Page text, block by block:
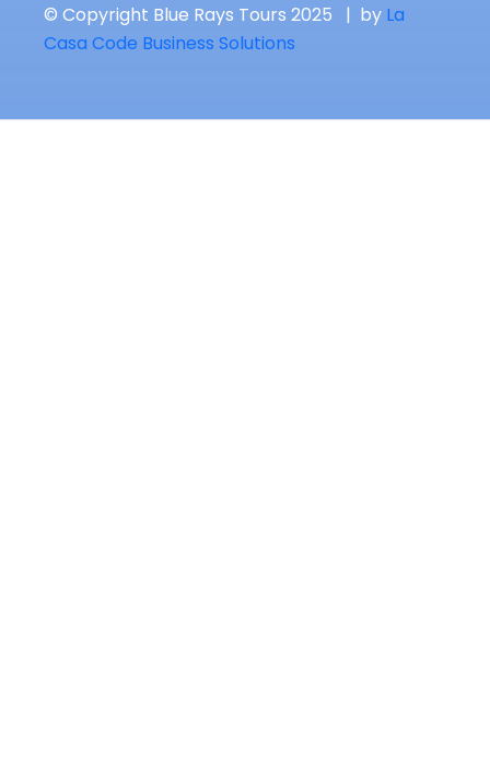
© Copyright Blue Rays Tours 2025 | by La
Casa Code Business Solutions